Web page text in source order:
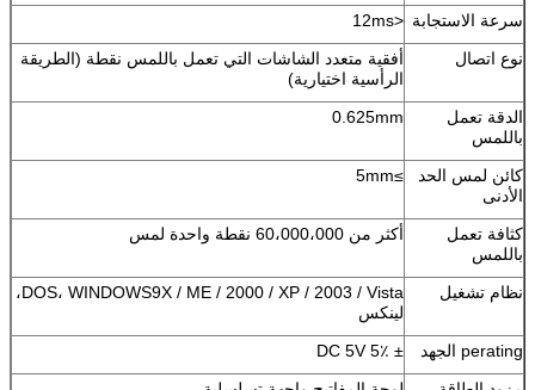
سرعة الاستجابة <12ms
نوع اتصال
أفقية متعدد الشاشات التي تعمل باللمس نقطة (الطريقة
الرأسية اختيارية)
الدقة تعمل
باللمس
0.625mm
كائن لمس الحد
الأدنى
≥5mm
كثافة تعمل
باللمس
أكثر من 60،000،000 نقطة واحدة لمس
نظام تشغيل
DOS، WINDOWS9X / ME / 2000 / XP / 2003 / Vista،
لينكس
perating الجهد
± DC 5V 5٪